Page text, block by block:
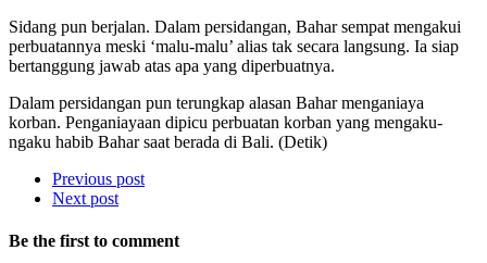
Sidang pun berjalan. Dalam persidangan, Bahar sempat mengakui
perbuatannya meski ‘malu-malu’ alias tak secara langsung. Ia siap
bertanggung jawab atas apa yang diperbuatnya.
Dalam persidangan pun terungkap alasan Bahar menganiaya
korban. Penganiayaan dipicu perbuatan korban yang mengaku-
ngaku habib Bahar saat berada di Bali. (Detik)
Previous post
Next post
Be the first to comment